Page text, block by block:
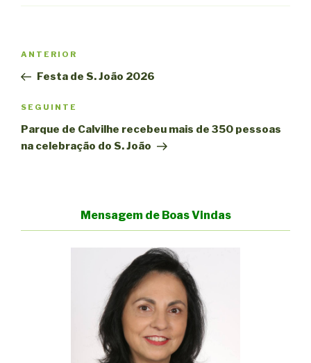
artigos
Conteúdo
anterior
ANTERIOR
Festa de S. João 2026
Conteúdo
seguinte
SEGUINTE
Parque de Calvilhe recebeu mais de 350 pessoas
na celebração do S. João
Mensagem de Boas Vindas